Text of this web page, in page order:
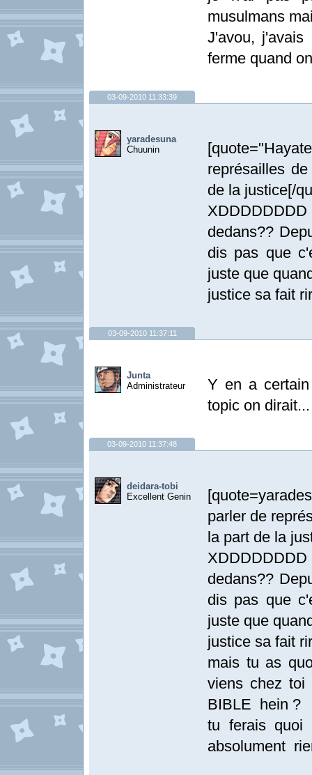
musulmans
J'avou,
ferme quand
03-09-2010 11:33:39
yaradesuna
Chuunin
représailles
de la justice[/
dedans??
dis pas que
juste que
justice sa fait
03-09-2010 11:37:11
Junta
Administrateur
Y en a
topic on dirait...
03-09-2010 11:37:48
deidara-tobi
Excellent Genin
parler de
la part de la
dedans??
dis pas que
juste que
justice sa fait
mais tu as
viens chez
BIBLE hein ?
tu ferais
absolument